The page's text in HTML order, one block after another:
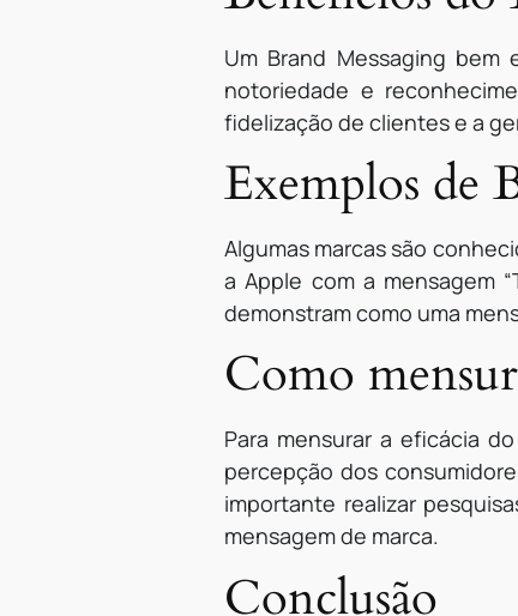
Um Brand Messaging
notoriedade e
fidelização de clientes e a
Exemplos de
Algumas marcas são
a Apple com a mensagem
demonstram como uma
Como
Para mensurar a eficácia
percepção dos
importante realizar
mensagem de marca.
Conclusão